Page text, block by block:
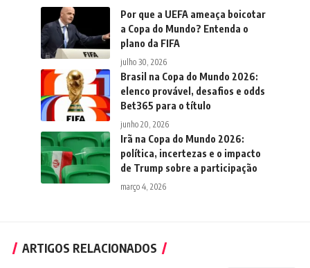
Por que a UEFA ameaça boicotar
a Copa do Mundo? Entenda o
plano da FIFA
julho 30, 2026
Brasil na Copa do Mundo 2026:
elenco provável, desafios e odds
Bet365 para o título
junho 20, 2026
Irã na Copa do Mundo 2026:
política, incertezas e o impacto
de Trump sobre a participação
março 4, 2026
ARTIGOS RELACIONADOS